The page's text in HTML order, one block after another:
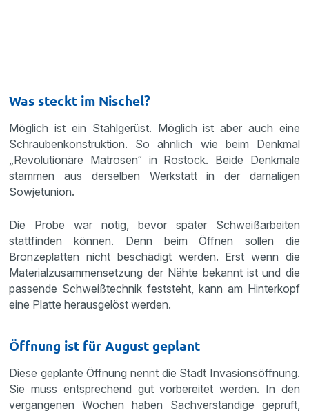
Was steckt im Nischel?
Möglich ist ein Stahlgerüst. Möglich ist aber auch eine
Schraubenkonstruktion. So ähnlich wie beim Denkmal
„Revolutionäre Matrosen“ in Rostock. Beide Denkmale
stammen aus derselben Werkstatt in der damaligen
Sowjetunion.
Die Probe war nötig, bevor später Schweißarbeiten
stattfinden können. Denn beim Öffnen sollen die
Bronzeplatten nicht beschädigt werden. Erst wenn die
Materialzusammensetzung der Nähte bekannt ist und die
passende Schweißtechnik feststeht, kann am Hinterkopf
eine Platte herausgelöst werden.
Öffnung ist für August geplant
Diese geplante Öffnung nennt die Stadt Invasionsöffnung.
Sie muss entsprechend gut vorbereitet werden. In den
vergangenen Wochen haben Sachverständige geprüft,